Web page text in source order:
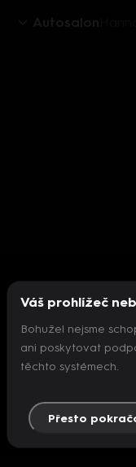
Autosalon
Váš prohlížeč
Bohužel nejsme
ani poskytovat
těchto systémech.
Přesto